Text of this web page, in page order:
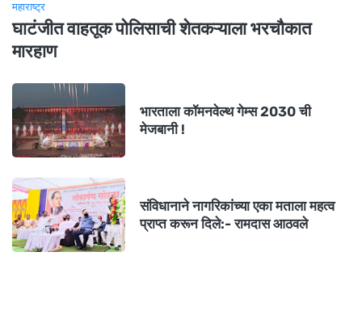
महाराष्ट्र
घाटंजीत वाहतूक पोलिसाची शेतकऱ्याला भरचौकात
मारहाण
भारताला कॉमनवेल्थ गेम्स 2030 ची
मेजबानी !
संविधानाने नागरिकांच्या एका मताला महत्व
प्राप्त करून दिले:- रामदास आठवले